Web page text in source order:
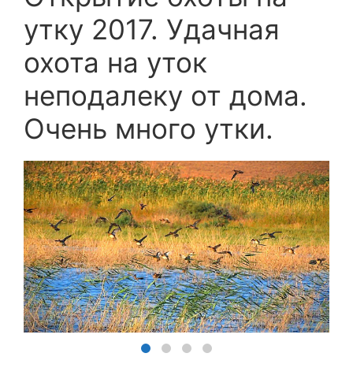
утку 2017. Удачная
охота на уток
неподалеку от дома.
Очень много утки.